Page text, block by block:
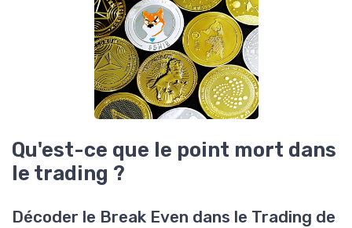
Qu'est-ce que le point mort dans
le trading ?
Décoder le Break Even dans le Trading de